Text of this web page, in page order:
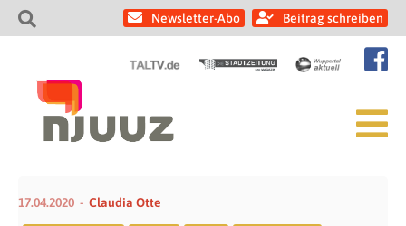
Newsletter-Abo Beitrag schreiben
17.04.2020 Claudia Otte